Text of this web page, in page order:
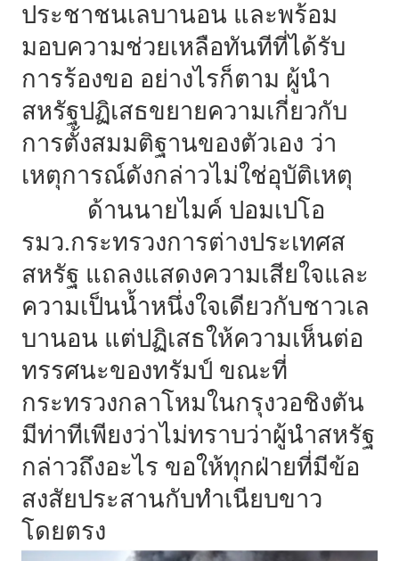
ประชาชนเลบานอน และพร้อม
มอบความช่วยเหลือทันทีที่ได้รับ
การร้องขอ อย่างไรก็ตาม ผู้นำ
สหรัฐปฏิเสธขยายความเกี่ยวกับ
การตั้งสมมติฐานของตัวเอง ว่า
เหตุการณ์ดังกล่าวไม่ใช่อุบัติเหตุ
ด้านนายไมค์ ปอมเปโอ
รมว.กระทรวงการต่างประเทศส
สหรัฐ แถลงแสดงความเสียใจและ
ความเป็นน้ำหนึ่งใจเดียวกับชาวเล
บานอน แต่ปฏิเสธให้ความเห็นต่อ
ทรรศนะของทรัมป์ ขณะที่
กระทรวงกลาโหมในกรุงวอชิงตัน
มีท่าทีเพียงว่าไม่ทราบว่าผู้นำสหรัฐ
กล่าวถึงอะไร ขอให้ทุกฝ่ายที่มีข้อ
สงสัยประสานกับทำเนียบขาว
โดยตรง